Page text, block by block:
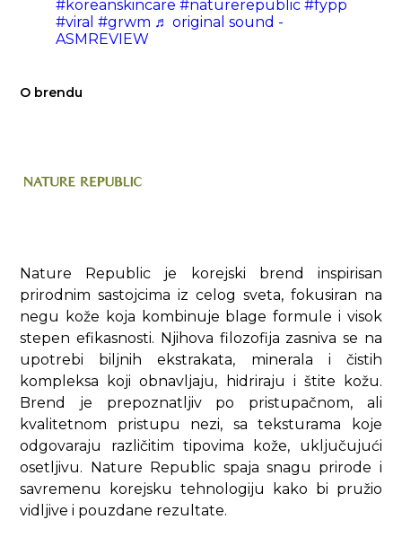
#koreanskincare #naturerepublic #fypp
#viral #grwm ♬ original sound -
ASMREVIEW
O brendu
Nature Republic je korejski brend inspirisan
prirodnim sastojcima iz celog sveta, fokusiran na
negu kože koja kombinuje blage formule i visok
stepen efikasnosti. Njihova filozofija zasniva se na
upotrebi biljnih ekstrakata, minerala i čistih
kompleksa koji obnavljaju, hidriraju i štite kožu.
Brend je prepoznatljiv po pristupačnom, ali
kvalitetnom pristupu nezi, sa teksturama koje
odgovaraju različitim tipovima kože, uključujući
osetljivu. Nature Republic spaja snagu prirode i
savremenu korejsku tehnologiju kako bi pružio
vidljive i pouzdane rezultate.